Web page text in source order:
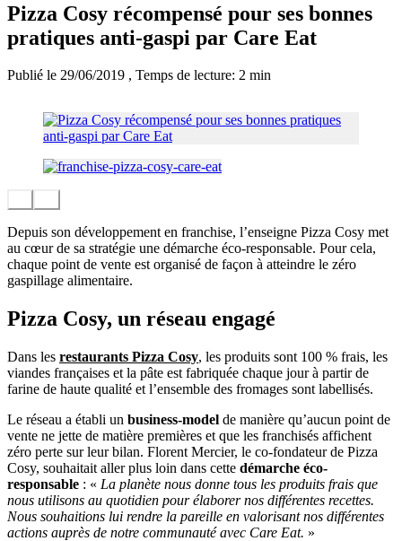
Pizza Cosy récompensé pour ses bonnes
pratiques anti-gaspi par Care Eat
Publié le 29/06/2019 , Temps de lecture: 2 min
Depuis son développement en franchise, l’enseigne Pizza Cosy met
au cœur de sa stratégie une démarche éco-responsable. Pour cela,
chaque point de vente est organisé de façon à atteindre le zéro
gaspillage alimentaire.
Pizza Cosy, un réseau engagé
Dans les restaurants Pizza Cosy, les produits sont 100 % frais, les
viandes françaises et la pâte est fabriquée chaque jour à partir de
farine de haute qualité et l’ensemble des fromages sont labellisés.
Le réseau a établi un business-model de manière qu’aucun point de
vente ne jette de matière premières et que les franchisés affichent
zéro perte sur leur bilan. Florent Mercier, le co-fondateur de Pizza
Cosy, souhaitait aller plus loin dans cette démarche éco-
responsable : « La planète nous donne tous les produits frais que
nous utilisons au quotidien pour élaborer nos différentes recettes.
Nous souhaitions lui rendre la pareille en valorisant nos différentes
actions auprès de notre communauté avec Care Eat. »